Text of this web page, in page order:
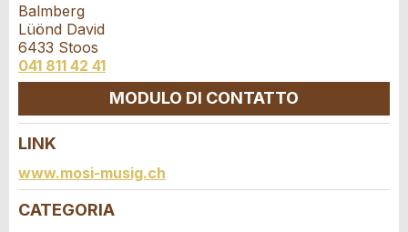
Nachricht
* Ingresso richiesto
CONSIGLIAMO L'ANNUNCIO
Chiudi
Ditta / istituzione:
Indirizzo supplementare:
Via e N° *:
CAP / Città *:
Balmberg
Lüönd David
6433 Stoos
​041 811 42 41
MODULO DI CONTATTO
Contatto
Scrivere un messaggio per tutte le persone da
LINK
www.mosi-musig.ch
CATEGORIA